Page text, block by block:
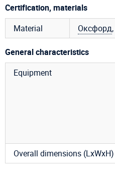
Certification, materials
Material
Оксфорд
General characteristics
Equipment
Overall dimensions (LxWxH)